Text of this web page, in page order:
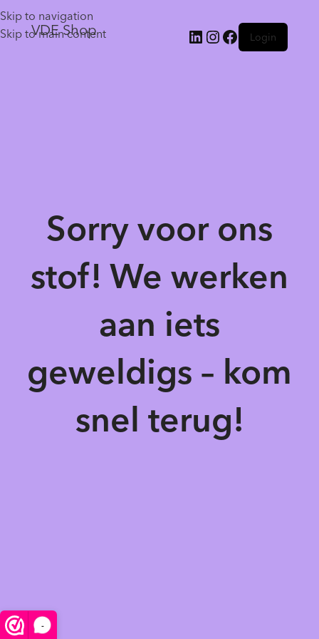
-
Skip to navigation
Skip to main content
VDE Shop Login
Sorry voor ons
stof! We werken
aan iets
geweldigs – kom
snel terug!